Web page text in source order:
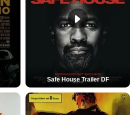
Safe House Trailer DF